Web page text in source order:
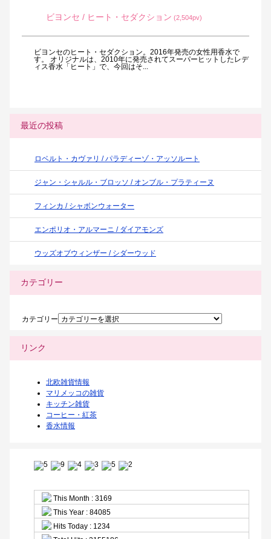
ビヨンセ / ヒート・セダクション (2,504pv)
ビヨンセのヒート・セダクション。2016年発売の女性用香水で
す。 オリジナルは、2010年に発売されてスーパーヒットしたレデ
ィス香水「ヒート」で、今回はそ...
最近の投稿
ロベルト・カヴァリ / パラディーゾ・アッソルート
ジャン・シャルル・ブロッソ / オンブル・プラティーヌ
フィンカ / シャボンウォーター
エンポリオ・アルマーニ / ダイアモンズ
ウッズオブウィンザー / シダーウッド
カテゴリー
カテゴリー
リンク
北欧雑貨情報
マリメッコの雑貨
キッチン雑貨
コーヒー・紅茶
香水情報
This Month : 3169
This Year : 84085
Hits Today : 1234